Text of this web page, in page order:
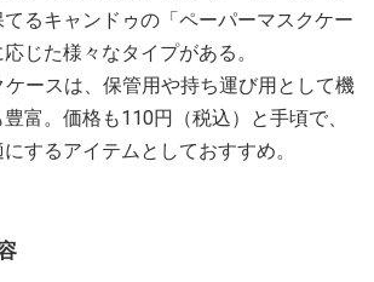
るキャンドゥの「ペーパーマスクケー
じた様々なタイプがある。
ケースは、保管用や持ち運び用として機
富。価格も110円（税込）と手頃で、
するアイテムとしておすすめ。